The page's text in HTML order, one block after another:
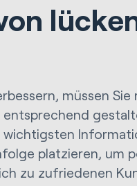
müssen Sie
wichtigsten
platzieren, um
zu zufriedenen